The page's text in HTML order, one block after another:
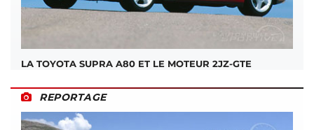
LA TOYOTA SUPRA A80 ET LE MOTEUR 2JZ-GTE
REPORTAGE